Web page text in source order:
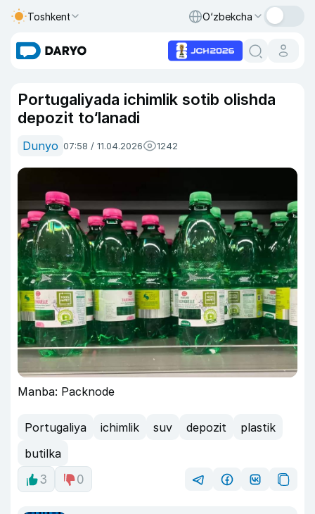
Toshkent O‘zbekcha
Portugaliyada ichimlik sotib olishda
depozit to‘lanadi
Dunyo 07:58 / 11.04.2026 1242
Manba: Packnode
Portugaliya ichimlik suv depozit
plastik
butilka
3
0